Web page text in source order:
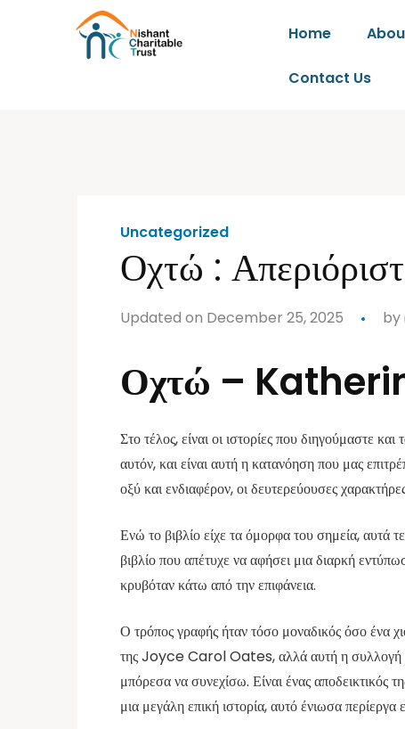
Home
Contact Us
Uncategorized
Οχτώ :
Updated on December 25, 2025 by
Οχτώ –
Στο τέλος, είναι οι ιστορίες που διηγούμαστε
αυτόν, και είναι αυτή η κατανόηση που μας
οξύ και ενδιαφέρον, οι δευτερεύουσες
Ενώ το βιβλίο είχε τα όμορφα του σημεία, αυτά
βιβλίο που απέτυχε να αφήσει μια διαρκή
κρυβόταν κάτω από την επιφάνεια.
Ο τρόπος γραφής ήταν τόσο μοναδικός όσο ένα
της Joyce Carol Oates, αλλά αυτή η συλλογή
μπόρεσα να συνεχίσω. Είναι ένας αποδεικτικός
μια μεγάλη επική ιστορία, αυτό ένιωσα